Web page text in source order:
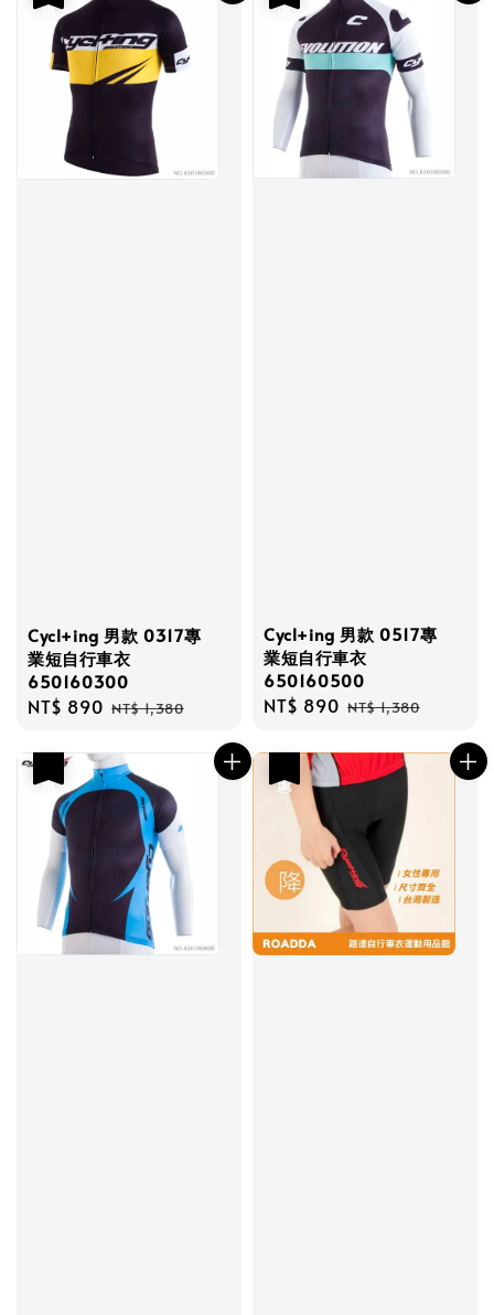
Cycl+ing 男款 0317專
業短自行車衣
650160300
Sale
NT$ 890 Regular
NT$ 1,380
Cycl+ing 男款 0517專
業短自行車衣
650160500
Sale
NT$ 890 Regular
NT$ 1,380